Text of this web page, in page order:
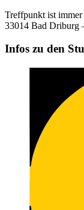
Treffpunkt ist immer
33014 Bad Driburg
Infos zu den